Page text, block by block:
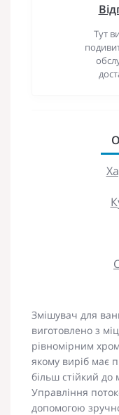
Тут
Змішувач для
виготовлено з
рівномірним
якому виріб має
більш стійкий
Управління
допомогою